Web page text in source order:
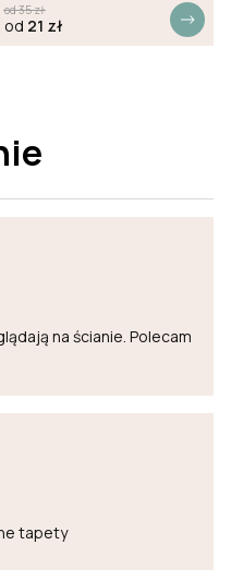
od35zł
od 21 zł
na ścianie. Polecam
tapety